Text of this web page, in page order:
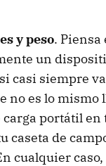
y peso. Piensa
un
casi siempre
no es lo mismo
carga portátil en
caseta de
cualquier